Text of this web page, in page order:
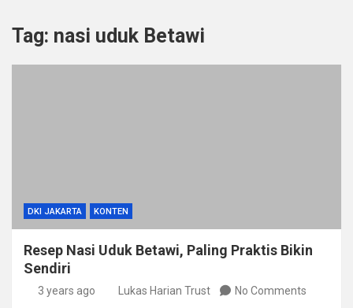
Tag: nasi uduk Betawi
DKI JAKARTA KONTEN
Resep Nasi Uduk Betawi, Paling Praktis Bikin
Sendiri
3 years ago Lukas Harian Trust No Comments